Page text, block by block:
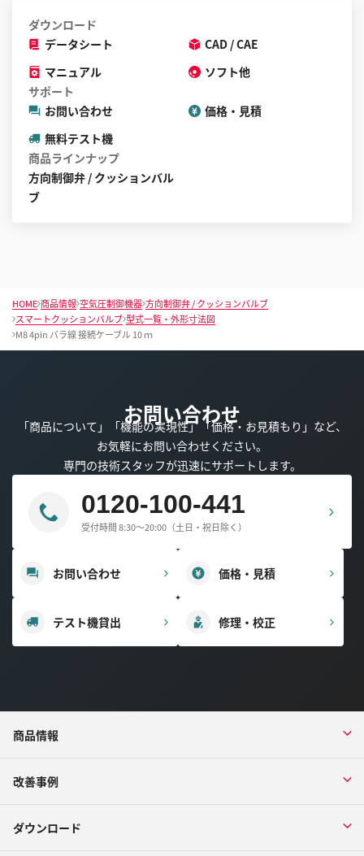
ダウンロード
データシート
CAD / CAE
マニュアル
ソフト他
サポート
お問い合わせ
価格・見積
無料テスト機
商品ラインナップ
方向制御弁 / クッションバル
ブ
HOME 商品情報 空気圧制御機器 方向制御弁 / クッションバルブ
スマートクッションバルブ 型式一覧・外形寸法図
M8 4pin バラ線 接続ケーブル 10 ｍ
お問い合わせ
「商品について」「機能の実現性」「価格・お見積もり」など、
お気軽にお問い合わせください。
専門の技術スタッフが迅速にサポートします。
0120-100-441
受付時間 8:30～20:00（土日・祝日除く）
お問い合わせ 価格・見積
テスト機貸出 修理・校正
商品情報
改善事例
ダウンロード